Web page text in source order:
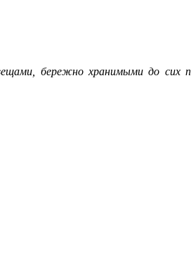
бережно хранимыми до сих